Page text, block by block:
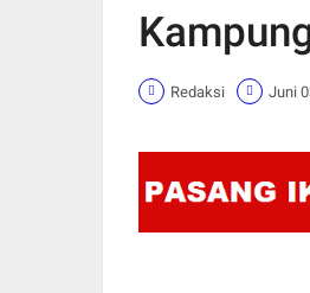
Redaksi Juni